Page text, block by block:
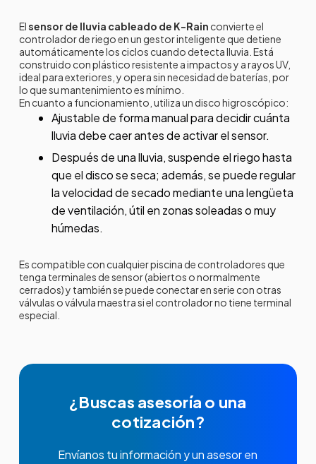
Elsensor de lluvia cableado de K-Rain convierte el
controlador de riego en un gestor inteligente que detiene
automáticamente los ciclos cuando detecta lluvia. Está
construido con plástico resistente a impactos y a rayos UV,
ideal para exteriores, y opera sin necesidad de baterías, por
lo que su mantenimiento es mínimo.
En cuanto a funcionamiento, utiliza un disco higroscópico:
Ajustable de forma manual para decidir cuánta
lluvia debe caer antes de activar el sensor.
Después de una lluvia, suspende el riego hasta
que el disco se seca; además, se puede regular
la velocidad de secado mediante una lengüeta
de ventilación, útil en zonas soleadas o muy
húmedas.
Es compatible con cualquier piscina de controladores que
tenga terminales de sensor (abiertos o normalmente
cerrados) y también se puede conectar en serie con otras
válvulas o válvula maestra si el controlador no tiene terminal
especial.
¿Buscas asesoría o una
cotización?
Envíanos tu información y un asesor en